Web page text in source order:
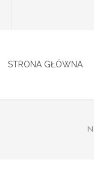
STRONA GŁÓWNA